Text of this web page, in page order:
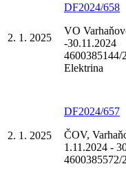
2. 1. 2025
DF2024/658
VO
-30.11.2024
4600385144/
Elektrina
2. 1. 2025
DF2024/657
ČOV,
1.11.2024 -
4600385572/